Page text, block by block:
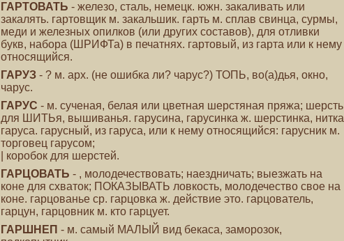
ГАРТОВАТЬ - железо, сталь, немецк. южн. закаливать или
закалять. гартовщик м. закальшик. гарть м. сплав свинца, сурмы,
меди и железных опилков (или других составов), для отливки
букв, набора (ШРИФТа) в печатнях. гартовый, из гарта или к нему
относящийся.
ГАРУЗ- ? м. арх. (не ошибка ли? чарус?) ТОПЬ, во(а)дья, окно,
чарус.
ГАРУС - м. сученая, белая или цветная шерстяная пряжа; шерсть
для ШИТЬя, вышиванья. гарусина, гарусинка ж. шерстинка, нитка
гаруса. гарусный, из гаруса, или к нему относящийся: гарусник м.
торговец гарусом;
| коробок для шерстей.
ГАРЦОВАТЬ - , молодечествовать; наездничать; выезжать на
коне для схваток; ПОКАЗЫВАТЬ ловкость, молодечество свое на
коне. гарцованье ср. гарцовка ж. действие это. гарцователь,
гарцун, гарцовник м. кто гарцует.
ГАРШНЕП - м. самый МАЛЫЙ вид бекаса, заморозок,